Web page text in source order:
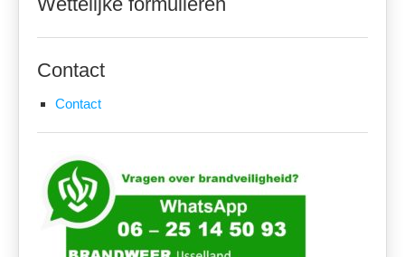
Contact
Contact